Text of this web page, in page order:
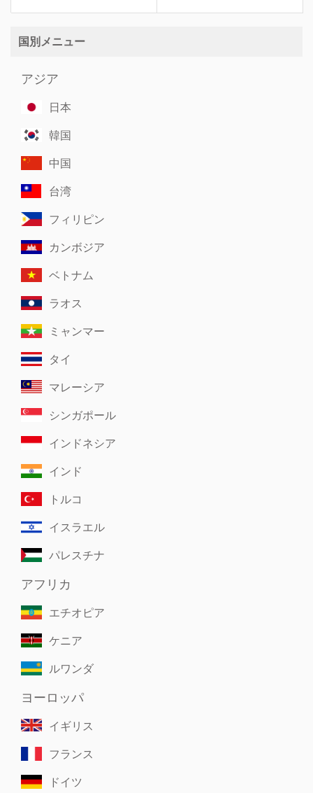
国別メニュー
アジア
日本
韓国
中国
台湾
フィリピン
カンボジア
ベトナム
ラオス
ミャンマー
タイ
マレーシア
シンガポール
インドネシア
インド
トルコ
イスラエル
パレスチナ
アフリカ
エチオピア
ケニア
ルワンダ
ヨーロッパ
イギリス
フランス
ドイツ